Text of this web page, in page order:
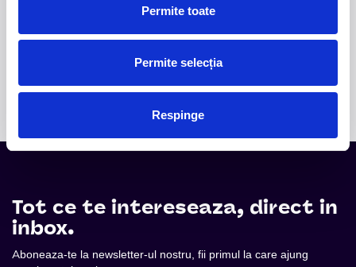
Permite toate
Permite selecția
Respinge
Sala Palatului, legenda disco Liz Mitchell, vocea
publicului din România într-un spectacol aniversar
dedicat celor 50 de ani de muzică și succes
Tot ce te intereseaza, direct in
inbox.
Aboneaza-te la newsletter-ul nostru, fii primul la care ajung